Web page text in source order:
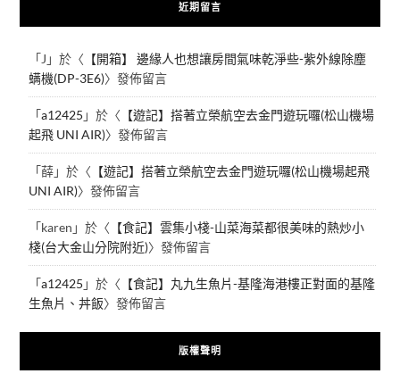
近期留言
「J 」於〈 【開箱】 邊緣人也想讓房間氣味乾淨些-紫外線除塵
螨機(DP-3E6)〉發佈留言
「a12425 」於〈 【遊記】搭著立榮航空去金門遊玩囉(松山機場
起飛 UNI AIR)〉發佈留言
「薛」於〈 【遊記】搭著立榮航空去金門遊玩囉(松山機場起飛
UNI AIR)〉發佈留言
「karen 」於〈 【食記】雲集小棧-山菜海菜都很美味的熱炒小
棧(台大金山分院附近)〉發佈留言
「a12425 」於〈 【食記】丸九生魚片-基隆海港樓正對面的基隆
生魚片、丼飯〉發佈留言
版權聲明